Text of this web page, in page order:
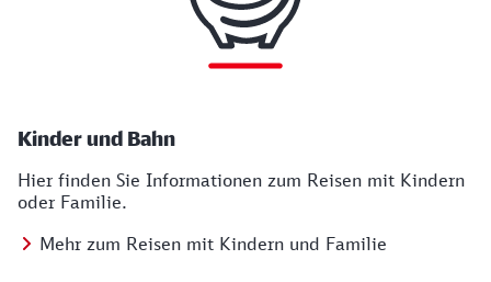
Kinder und Bahn
Hier finden Sie Informationen zum Reisen mit Kindern
oder Familie.
Mehr zum Reisen mit Kindern und Familie